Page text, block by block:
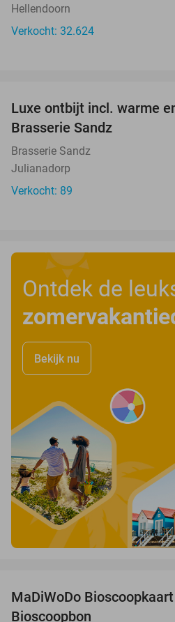
Hellendoorn
Verkocht: 32.624
Luxe ontbijt incl. warme
Brasserie Sandz
Brasserie Sandz
Julianadorp
Verkocht: 89
Ontdek de
Bekijk nu
MaDiWoDo
Bioscoopbon